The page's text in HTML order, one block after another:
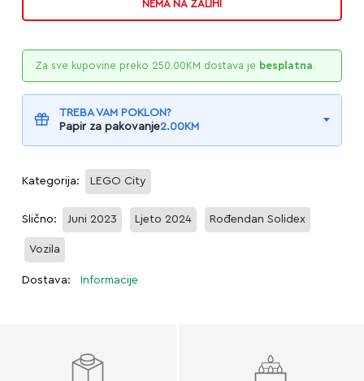
NEMA NA ZALIHI
Za sve kupovine preko 250.00KM dostava je besplatna.
TREBA VAM POKLON?
Papir za pakovanje2.00KM
Kategorija: LEGO City
Slično: Juni 2023 Ljeto 2024 Rođendan Solidex
Vozila
Dostava: Informacije